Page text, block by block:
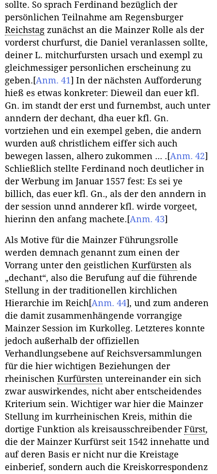
sollte. So sprach Ferdinand bezüglich der
persönlichen Teilnahme am Regensburger
Reichstag zunächst an die Mainzer Rolle als der
vorderst churfurst, die Daniel veranlassen sollte,
deiner L. mitchurfursten ursach und exempl zu
gleichmessiger personlichen erscheinung zu
geben. [Anm. 41] In der nächsten Aufforderung
hieß es etwas konkreter: Dieweil dan euer kfl.
Gn. im standt der erst und furnembst, auch unter
anndern der dechant, dha euer kfl. Gn.
vortziehen und ein exempel geben, die andern
wurden auß christlichem eiffer sich auch
bewegen lassen, alhero zukommen ... . [Anm. 42]
Schließlich stellte Ferdinand noch deutlicher in
der Werbung im Januar 1557 fest: Es sei ye
billich, das euer kfl. Gn., als der den anndern in
der session unnd annderer kfl. wirde vorgeet,
hierinn den anfang machete. [Anm. 43]
Als Motive für die Mainzer Führungsrolle
werden demnach genannt zum einen der
Vorrang unter den geistlichen Kurfürsten als
„dechant“, also die Berufung auf die führende
Stellung in der traditionellen kirchlichen
Hierarchie im Reich[Anm. 44] , und zum anderen
die damit zusammenhängende vorrangige
Mainzer Session im Kurkolleg. Letzteres konnte
jedoch außerhalb der offiziellen
Verhandlungsebene auf Reichsversammlungen
für die hier wichtigen Beziehungen der
rheinischen Kurfürsten untereinander ein sich
zwar auswirkendes, nicht aber entscheidendes
Kriterium sein. Wichtiger war hier die Mainzer
Stellung im kurrheinischen Kreis, mithin die
dortige Funktion als kreisausschreibender Fürst,
die der Mainzer Kurfürst seit 1542 innehatte und
auf deren Basis er nicht nur die Kreistage
einberief, sondern auch die Kreiskorrespondenz